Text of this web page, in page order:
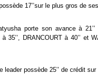
17’’sur le plus gros de
porte son avance à
35’’, DRANCOURT à 40’’ et
possède 25’’ de crédit